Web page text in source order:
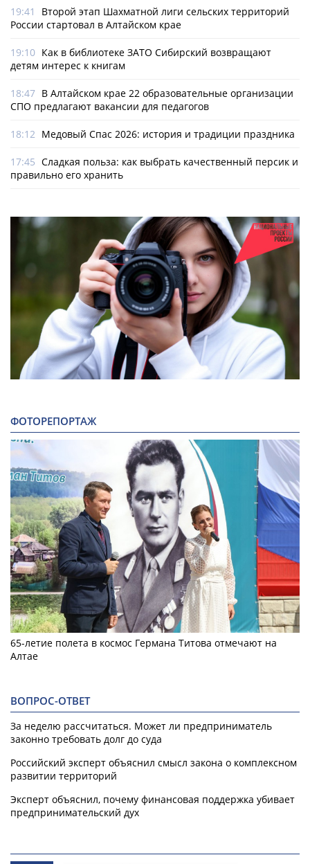
19:41
Второй этап Шахматной лиги сельских территорий
России стартовал в Алтайском крае
19:10 Как в библиотеке ЗАТО Сибирский возвращают
детям интерес к книгам
18:47 В Алтайском крае 22 образовательные организации
СПО предлагают вакансии для педагогов
18:12 Медовый Спас 2026: история и традиции праздника
17:45 Сладкая польза: как выбрать качественный персик и
правильно его хранить
ФОТОРЕПОРТАЖ
65-летие полета в космос Германа Титова отмечают на
Алтае
ВОПРОС-ОТВЕТ
За неделю рассчитаться. Может ли предприниматель
законно требовать долг до суда
Российский эксперт объяснил смысл закона о комплексном
развитии территорий
Эксперт объяснил, почему финансовая поддержка убивает
предпринимательский дух